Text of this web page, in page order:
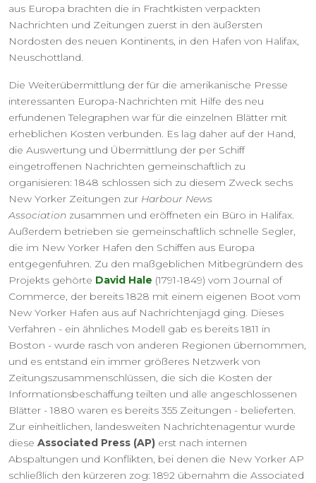
aus Europa brachten die in Frachtkisten verpackten
Nachrichten und Zeitungen zuerst in den äußersten
Nordosten des neuen Kontinents, in den Hafen von Halifax,
Neuschottland.
Die Weiterübermittlung der für die amerikanische Presse
interessanten Europa-Nachrichten mit Hilfe des neu
erfundenen Telegraphen war für die einzelnen Blätter mit
erheblichen Kosten verbunden. Es lag daher auf der Hand,
die Auswertung und Übermittlung der per Schiff
eingetroffenen Nachrichten gemeinschaftlich zu
organisieren: 1848 schlossen sich zu diesem Zweck sechs
New Yorker Zeitungen zur Harbour News
Association zusammen und eröffneten ein Büro in Halifax.
Außerdem betrieben sie gemeinschaftlich schnelle Segler,
die im New Yorker Hafen den Schiffen aus Europa
entgegenfuhren. Zu den maßgeblichen Mitbegründern des
Projekts gehörte David Hale (1791-1849) vom Journal of
Commerce, der bereits 1828 mit einem eigenen Boot vom
New Yorker Hafen aus auf Nachrichtenjagd ging. Dieses
Verfahren - ein ähnliches Modell gab es bereits 1811 in
Boston - wurde rasch von anderen Regionen übernommen,
und es entstand ein immer größeres Netzwerk von
Zeitungszusammenschlüssen, die sich die Kosten der
Informationsbeschaffung teilten und alle angeschlossenen
Blätter - 1880 waren es bereits 355 Zeitungen - belieferten.
Zur einheitlichen, landesweiten Nachrichtenagentur wurde
diese Associated Press (AP) erst nach internen
Abspaltungen und Konflikten, bei denen die New Yorker AP
schließlich den kürzeren zog: 1892 übernahm die Associated